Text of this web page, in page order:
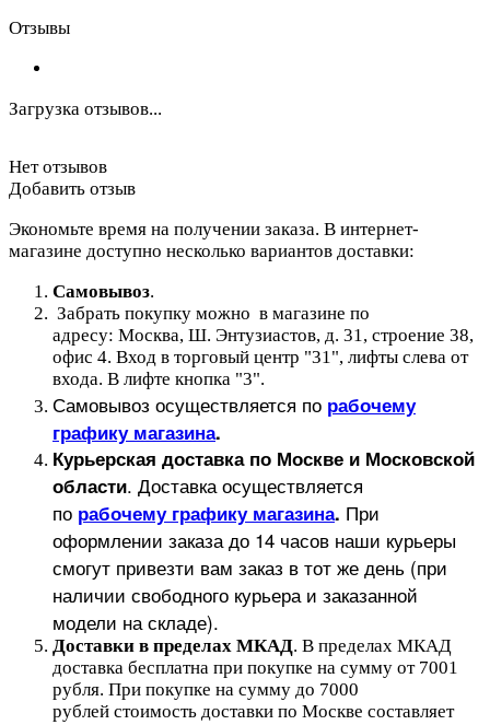
Отзывы
Загрузка отзывов...
Нет отзывов
Добавить отзыв
Экономьте время на получении заказа. В интернет-
магазине доступно несколько вариантов доставки:
Самовывоз.
Забрать покупку можно в магазине по
адресу: Москва, Ш. Энтузиастов, д. 31, строение 38,
офис 4. Вход в торговый центр "31", лифты слева от
входа. В лифте кнопка "3".
Самовывоз осуществляется по рабочему
графику магазина.
Курьерская доставка по Москве и Московской
области. Доставка осуществляется
по рабочему графику магазина. При
оформлении заказа до 14 часов наши курьеры
смогут привезти вам заказ в тот же день (при
наличии свободного курьера и заказанной
модели на складе).
Доставки в пределах МКАД. В пределах МКАД
доставка бесплатна при покупке на сумму от 7001
рубля. При покупке на сумму до 7000
рублей стоимость доставки по Москве составляет